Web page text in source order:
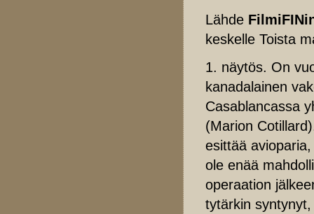
Lähde
keskelle Toista
1. näytös. On
kanadalainen
Casablancassa
(Marion
esittää
ole enää
operaation
tytärkin